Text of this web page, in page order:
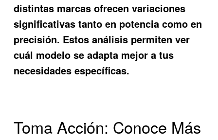
distintas marcas ofrecen variaciones
significativas tanto en potencia como en
precisión. Estos análisis permiten ver
cuál modelo se adapta mejor a tus
necesidades específicas.
Toma Acción: Conoce Más